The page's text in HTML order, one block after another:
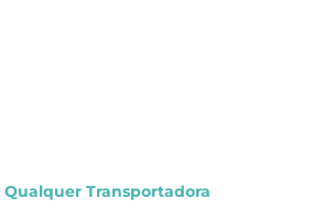
Transportadora